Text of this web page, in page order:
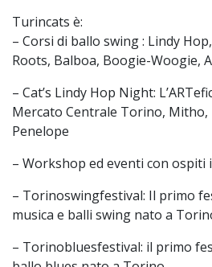
Turincats è:
– Corsi di ballo swing : Lindy
Roots, Balboa, Boogie-Woogie,
– Cat’s Lindy Hop Night:
Mercato Centrale Torino, Mitho,
Penelope
– Workshop ed eventi con ospiti
– Torinoswingfestival: Il primo
musica e balli swing nato a
– Torinobluesfestival: il primo